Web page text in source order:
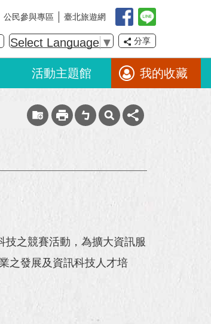
公民參與專區 臺北旅遊網
Select Language ▼ 分享
活動主題館 我的收藏
之競賽活動，為擴大資訊服
之發展及資訊科技人才培